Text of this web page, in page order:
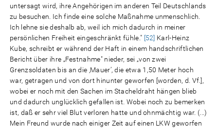
untersagt wird, ihre Angehörigen im anderen Teil Deutschlands
zu besuchen. Ich finde eine solche Maßnahme unmenschlich.
Ich lehne sie deshalb ab, weil ich mich dadurch in meiner
persönlichen Freiheit eingeschränkt fühle." [52] Karl-Heinz
Kube, schreibt er während der Haft in einem handschriftlichen
Bericht über ihre „Festnahme" nieder, sei „von zwei
Grenzsoldaten bis an die ‚Mauer’, die etwa 1,50 Meter hoch
war, getragen und von dort hinunter geworfen [worden, d. Vf.],
wobei er noch mit den Sachen im Stacheldraht hängen blieb
und dadurch unglücklich gefallen ist. Wobei noch zu bemerken
ist, daß er sehr viel Blut verloren hatte und ohnmächtig war. (...)
Mein Freund wurde nach einiger Zeit auf einen LKW geworfen